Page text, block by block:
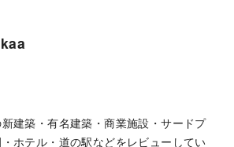
建築・有名建築・商業施設・サードプ
ホテル・道の駅などをレビューしてい